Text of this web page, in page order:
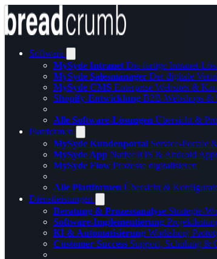
Software
MySyde Intranet Die fertige Intranet-
MySyde Salesmanager Der digitale
MySyde CMS Enterprise Websites &
Shopify-Entwicklung B2B-Webshops &
Alle Software-Lösungen Übersicht &
Plattformen
MySyde Kundenportal Service-Portale
MySyde App Native iOS & Android
MySyde Flow Prozesse digitalisieren
Alle Plattformen Übersicht &
Dienstleistungen
Beratung & Prozessanalyse Strategie-
Software-Implementierung
KI & Automatisierung Workshop,
Customer Success Support, Schulung &